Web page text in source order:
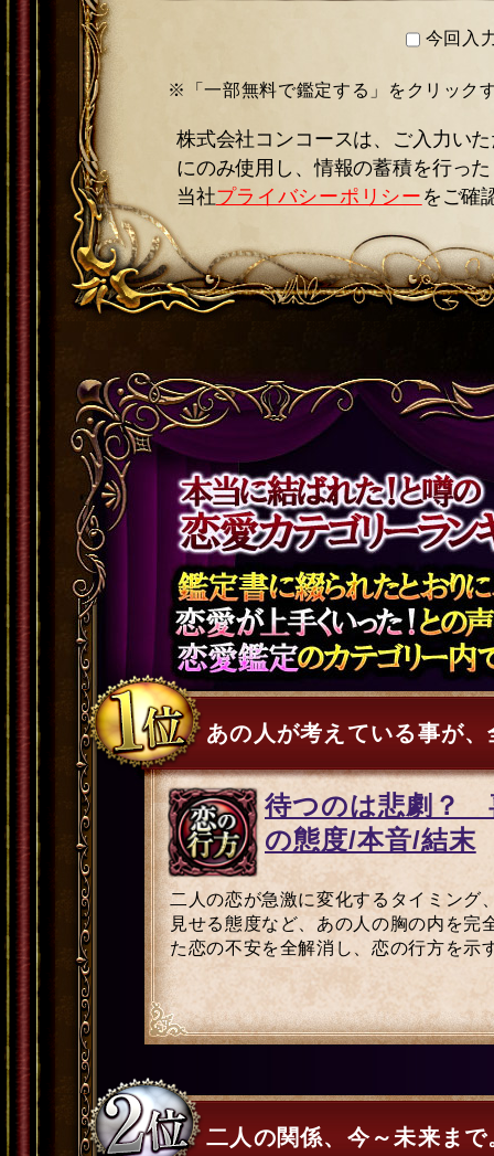
今回入
※「一部無料で鑑定する」をクリック
株式会社コンコースは、ご入力い
にのみ使用し、情報の蓄積を行っ
当社プライバシーポリシー をご確
あの人が考えている事が
待つのは悲劇？
の態度/本音/結末
二人の恋が急激に変化するタイミング
見せる態度など、あの人の胸の内を
た恋の不安を全解消し、恋の行方を示
二人の関係、今～未来ま